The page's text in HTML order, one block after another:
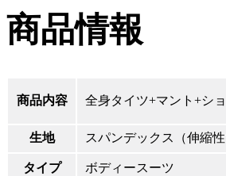
商品情報
商品内容 全身タイツ+マント+シ
生地 スパンデックス（伸縮性
タイプ ボディースーツ